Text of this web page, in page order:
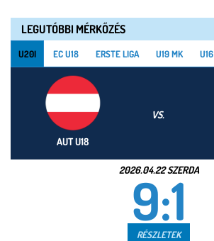
LEGUTÓBBI MÉRKŐZÉS
U20I EC U18 ERSTE LIGA U19 MK U16
AUT U18
VS.
2026.04.22 SZERDA
9:1
RÉSZLETEK